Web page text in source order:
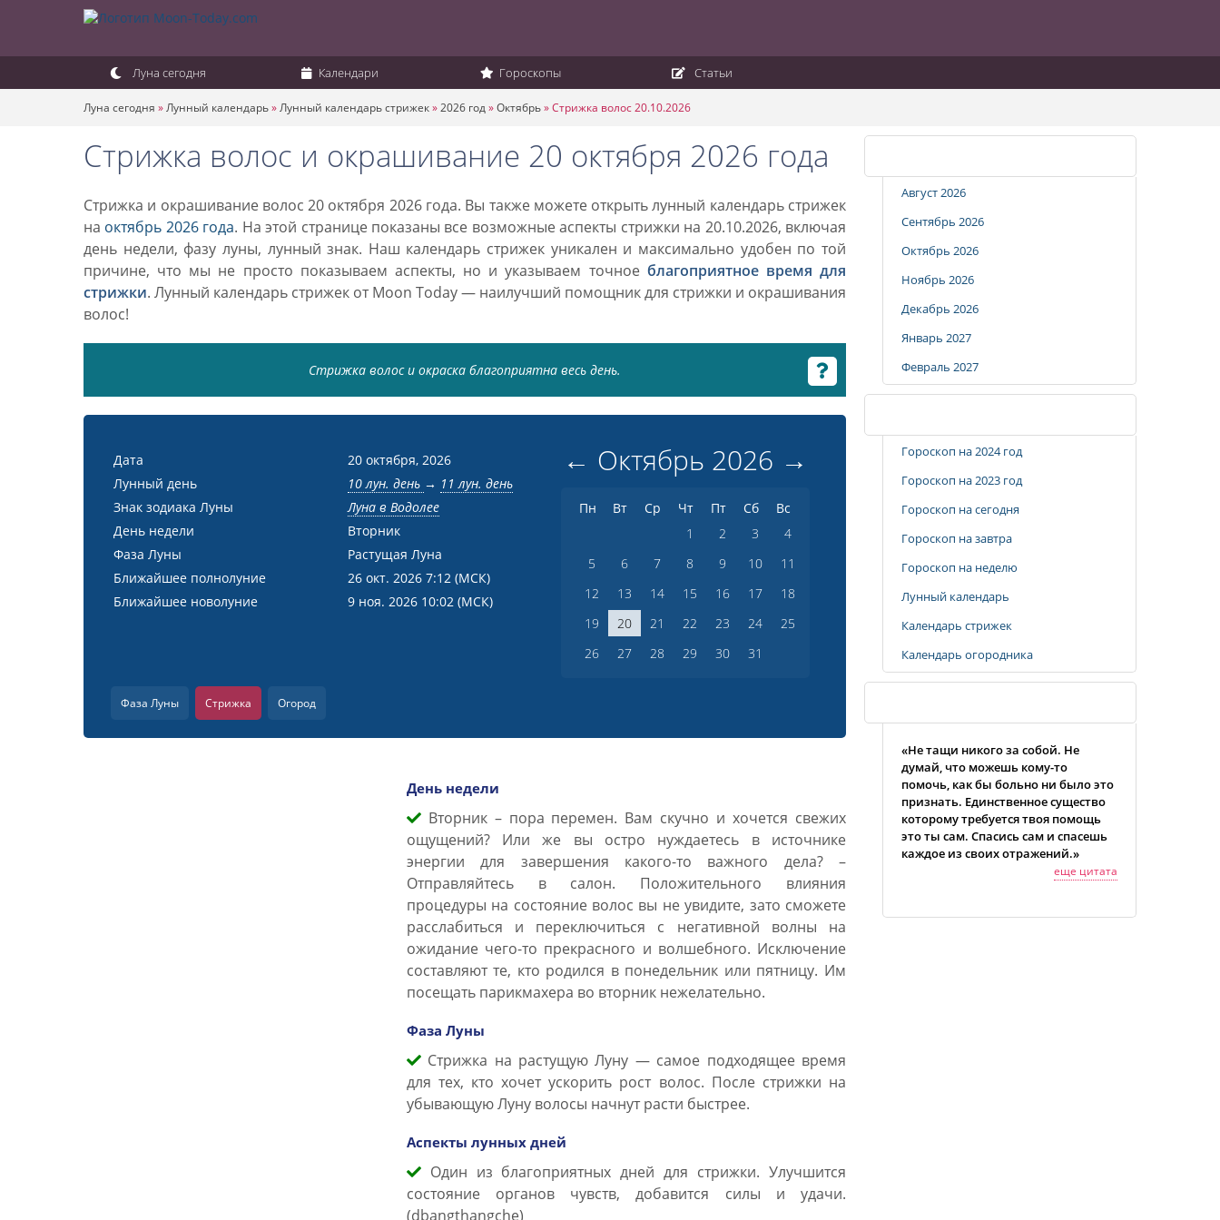
Луна сегодня Календари Гороскопы Статьи
Луна сегодня »Лунный календарь»Лунный календарь стрижек»2026 год»Октябрь»Стрижка волос 20.10.2026
Стрижка волос и окрашивание 20 октября 2026 года
Стрижка и окрашивание волос 20 октября 2026 года. Вы также можете открыть лунный календарь стрижек
на октябрь 2026 года. На этой странице показаны все возможные аспекты стрижки на 20.10.2026, включая
день недели, фазу луны, лунный знак. Наш календарь стрижек уникален и максимально удобен по той
причине, что мы не просто показываем аспекты, но и указываем точное благоприятное время для
стрижки. Лунный календарь стрижек от Moon Today — наилучший помощник для стрижки и окрашивания
волос!
Стрижка волос и окраска благоприятна весь день.
Дата
20 октября, 2026
Лунный день
10 лун. день → 11 лун. день
Знак зодиака Луны
Луна в Водолее
День недели
Вторник
Фаза Луны
Растущая Луна
Ближайшее полнолуние
26 окт. 2026 7:12 (МСК)
Ближайшее новолуние
9 ноя. 2026 10:02 (МСК)
← Октябрь 2026 →
Пн Вт Ср Чт Пт Сб
Вс
1
2 3
4
5
6 7 8 9 10
11
12
13 14 15 16 17
18
19
20 21 22 23 24
25
26
27 28 29 30 31
Фаза Луны Стрижка Огород
День недели
Вторник – пора перемен. Вам скучно и хочется свежих
ощущений? Или же вы остро нуждаетесь в источнике
энергии для завершения какого-то важного дела? –
Отправляйтесь в салон. Положительного влияния
процедуры на состояние волос вы не увидите, зато сможете
расслабиться и переключиться с негативной волны на
ожидание чего-то прекрасного и волшебного. Исключение
составляют те, кто родился в понедельник или пятницу. Им
посещать парикмахера во вторник нежелательно.
Фаза Луны
Стрижка на растущую Луну — самое подходящее время
для тех, кто хочет ускорить рост волос. После стрижки на
убывающую Луну волосы начнут расти быстрее.
Аспекты лунных дней
Один из благоприятных дней для стрижки. Улучшится
состояние органов чувств, добавится силы и удачи.
(dbangthangche)
Август 2026
Сентябрь 2026
Октябрь 2026
Ноябрь 2026
Декабрь 2026
Январь 2027
Февраль 2027
Гороскоп на 2024 год
Гороскоп на 2023 год
Гороскоп на сегодня
Гороскоп на завтра
Гороскоп на неделю
Лунный календарь
Календарь стрижек
Календарь огородника
«Не тащи никого за собой. Не
думай, что можешь кому-то
помочь, как бы больно ни было это
признать. Единственное существо
которому требуется твоя помощь
это ты сам. Спасись сам и спасешь
каждое из своих отражений.»
еще цитата